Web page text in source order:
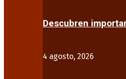
Descubren
4 agosto, 2026